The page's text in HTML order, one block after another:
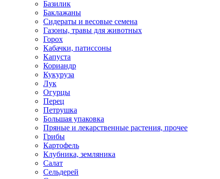
Базилик
Баклажаны
Сидераты и весовые семена
Газоны, травы для животных
Горох
Кабачки, патиссоны
Капуста
Кориандр
Кукуруза
Лук
Огурцы
Перец
Петрушка
Большая упаковка
Пряные и лекарственные растения, прочее
Грибы
Картофель
Клубника, земляника
Салат
Сельдерей